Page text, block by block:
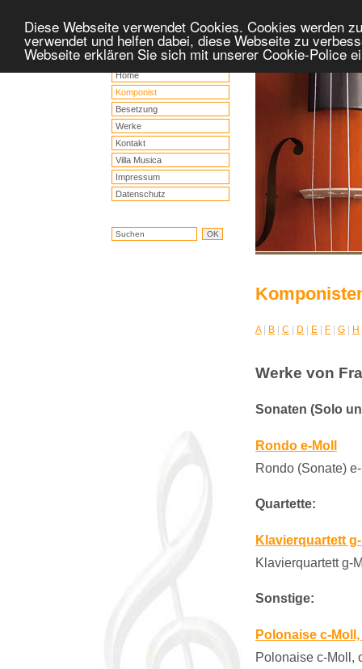
Diese Webseite verwendet Cookies. Cookies werden
verwendet und helfen dabei, diese Webseite zu
Webseite erklären Sie sich mit unserer Cookie-Police
Home
Komponist
Besetzung
Werke
Kontakt
Villa Musica
Impressum
Datenschutz
A| B C D E F G H
Werke von
Sonaten (Solo
Rondo e-Moll
Rondo (Sonate)
Quartette:
Klavierquartett
Klavierquartett g-
Sonstige:
Polonaise c-Moll,
Polonaise c-Moll,